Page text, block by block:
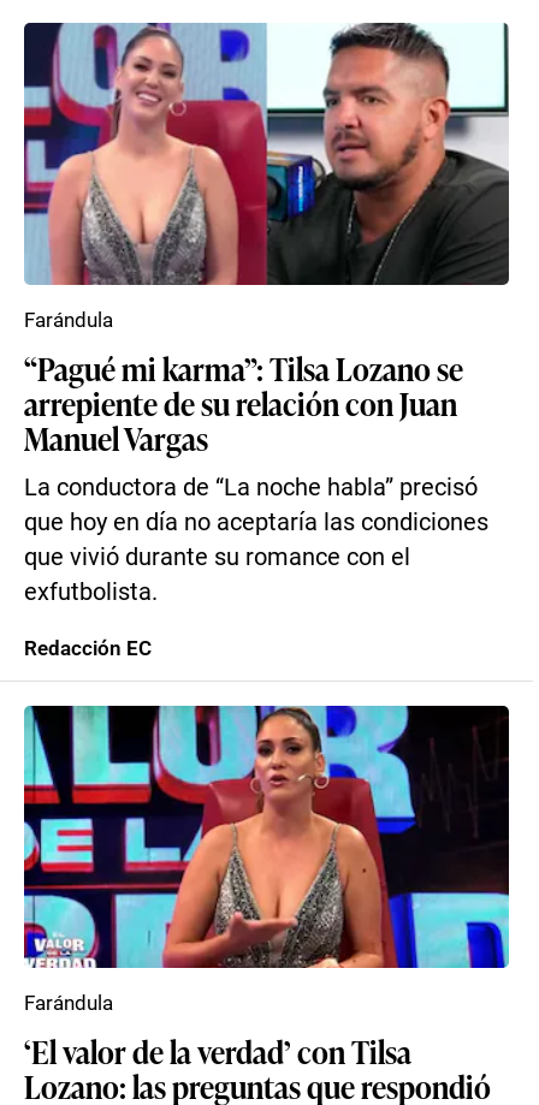
“Pagué mi karma”: Tilsa Lozano se
arrepiente de su relación con Juan
Manuel Vargas
La conductora de “La noche habla” precisó
que hoy en día no aceptaría las condiciones
que vivió durante su romance con el
exfutbolista.
Farándula
Redacción EC
‘El valor de la verdad’ con Tilsa
Lozano: las preguntas que respondió
Farándula